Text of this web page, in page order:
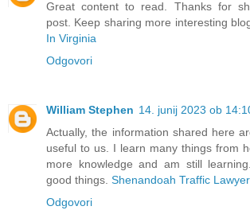
Great content to read. Thanks for
post. Keep sharing more interesting
In Virginia
Odgovori
William Stephen 14. junij 2023 ob
Actually, the information shared here
useful to us. I learn many things from
more knowledge and am still
good things. Shenandoah Traffic Lawyer
Odgovori